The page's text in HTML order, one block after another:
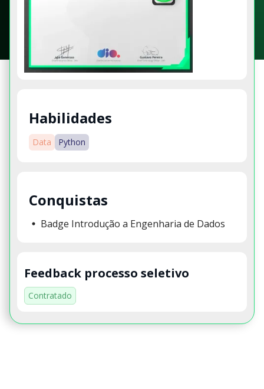
Habilidades
Data Python
Conquistas
Badge Introdução a Engenharia de Dados
Feedback processo seletivo
Contratado